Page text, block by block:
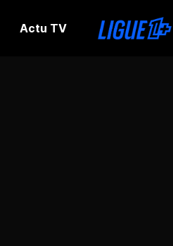
Actu TV